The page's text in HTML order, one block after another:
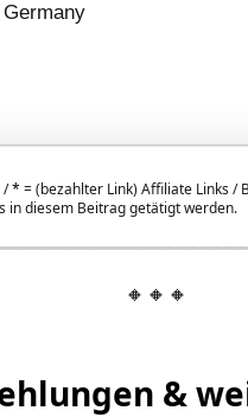
/* = (bezahlter Link) Affiliate Links /
in diesem Beitrag getätigt werden.
🔸🔸🔸
&